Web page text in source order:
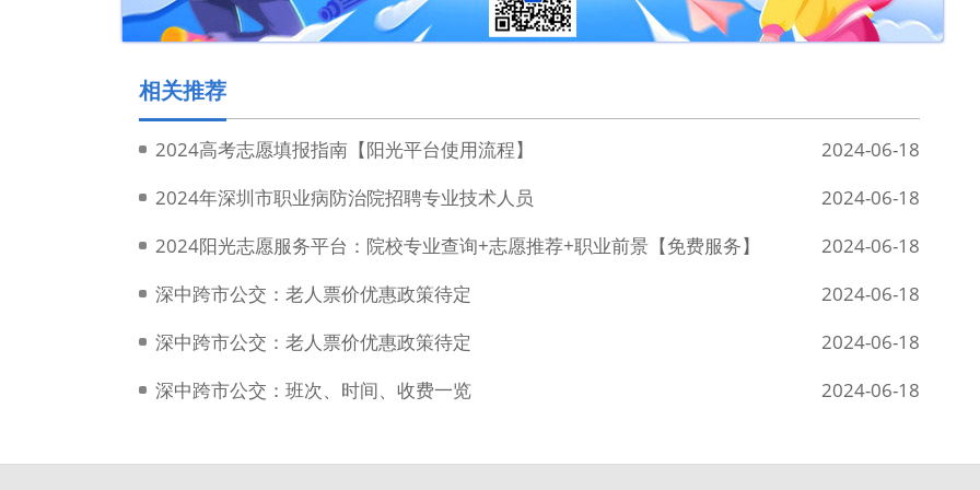
相关推荐
2024高考志愿填报指南【阳光平台使用流程】
2024-06-18
2024年深圳市职业病防治院招聘专业技术人员
2024-06-18
2024阳光志愿服务平台：院校专业查询+志愿推荐+职业前景【免费服务】
2024-06-18
深中跨市公交：老人票价优惠政策待定
2024-06-18
深中跨市公交：老人票价优惠政策待定
2024-06-18
深中跨市公交：班次、时间、收费一览
2024-06-18